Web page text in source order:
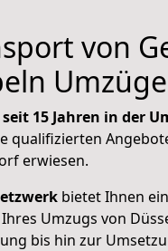
von
seit 15 Jahren in der
qualifizierten
erwiesen.
bietet Ihnen
Umzugs von
bis hin zur